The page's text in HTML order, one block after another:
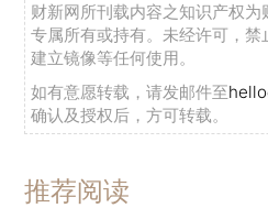
财新网所刊载内容之知识产权
专属所有或持有。未经许可，禁
建立镜像等任何使用。
如有意愿转载，请发邮件至
确认及授权后，方可转载。
推荐阅读